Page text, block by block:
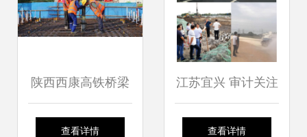
陕西西康高铁桥梁
工程建设进入加快
查看详情
江苏宜兴 审计关注
政府建设工程施工
查看详情